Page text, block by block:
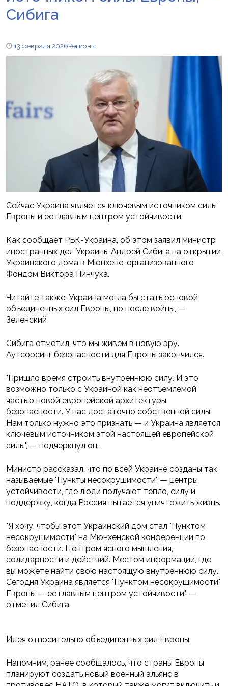
Сибига
13 февраля 2026Регионы
Сейчас Украина является ключевым источником силы
Европы и ее главным центром устойчивости.
Как сообщает РБК-Украина, об этом заявил министр
иностранных дел Украины Андрей Сибига на открытии
Украинского дома в Мюнхене, организованного
Фондом Виктора Пинчука.
Читайте также: Украина могла бы стать основой
объединенных сил Европы, но после войны, —
Зеленский
Сибига отметил, что мы живем в новую эру.
Аутсорсинг безопасности для Европы закончился.
"Пришло время строить внутреннюю силу. И это
возможно только с Украиной как неотъемлемой
частью новой европейской архитектуры
безопасности. У нас достаточно собственной силы.
Нам только нужно это признать — и Украина является
ключевым источником этой настоящей европейской
силы", — подчеркнул он.
Министр рассказал, что по всей Украине созданы так
называемые "Пункты несокрушимости" — центры
устойчивости, где люди получают тепло, силу и
поддержку, когда Россия пытается уничтожить жизнь.
"Я хочу, чтобы этот Украинский дом стал "Пунктом
несокрушимости" на Мюнхенской конференции по
безопасности. Центром ясного мышления,
солидарности и действий. Местом информации, где
вы можете найти свою настоящую внутреннюю силу.
Сегодня Украина является "Пунктом несокрушимости"
Европы — ее главным центром устойчивости", —
отметил Сибига.
Идея относительно объединенных сил Европы
Напомним, ранее сообщалось, что страны Европы
планируют создать новый военный альянс в